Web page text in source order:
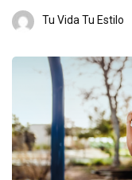
Tu Vida Tu Estilo